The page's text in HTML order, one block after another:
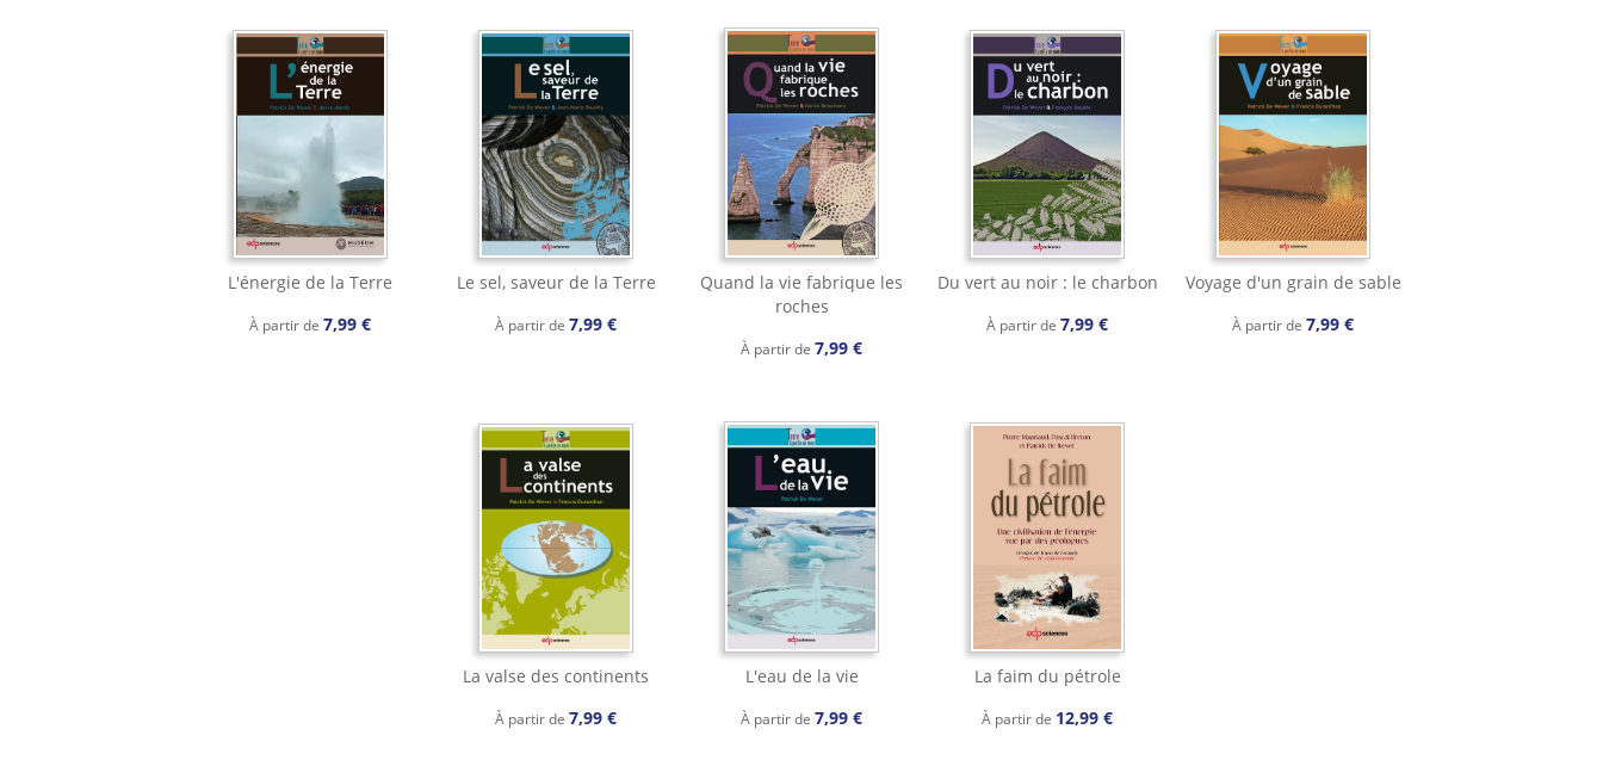
L'énergie de la Terre
À partir de 7,99 €
Le sel, saveur de la Terre
À partir de 7,99 €
Quand la vie fabrique les
roches
À partir de 7,99 €
Du vert au noir : le charbon
À partir de 7,99 €
Voyage d'un grain de sable
À partir de 7,99 €
La valse des continents
À partir de 7,99 €
L'eau de la vie
À partir de 7,99 €
La faim du pétrole
À partir de 12,99 €